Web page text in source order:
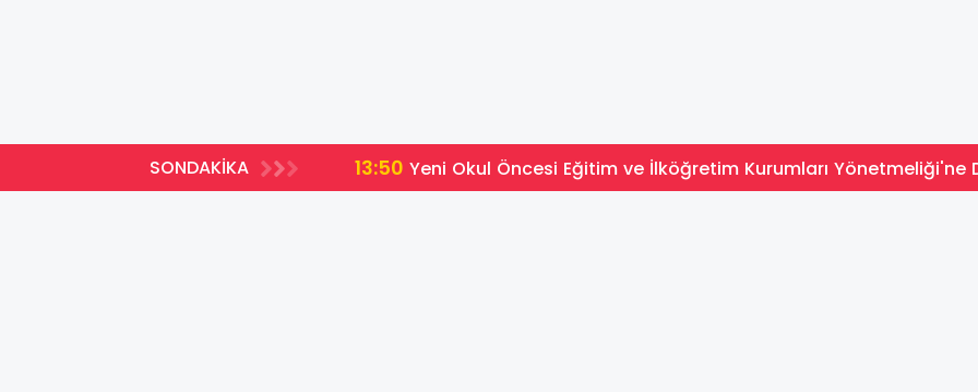
SONDAKİKA 13:50 Yeni Okul Öncesi Eğitim ve İlköğretim Kurumları Yönetmeliği'ne